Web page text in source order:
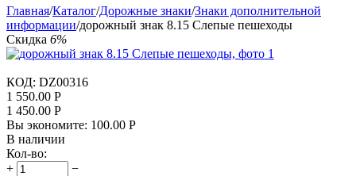
Главная/Каталог/Дорожные знаки/Знаки дополнительной
информации/дорожный знак 8.15 Слепые пешеходы
Скидка 6%
КОД: DZ00316
1 550.00 Р
1 450.00 Р
Вы экономите: 100.00 Р
В наличии
Кол-во:
+
−